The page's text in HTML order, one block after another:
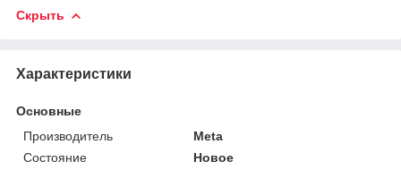
Скрыть
Характеристики
Основные
Производитель
Meta
Состояние
Новое